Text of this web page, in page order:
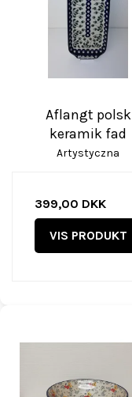
Aflangt polsk
keramik fad
Artystyczna
399,00 DKK
VIS PRODUKT